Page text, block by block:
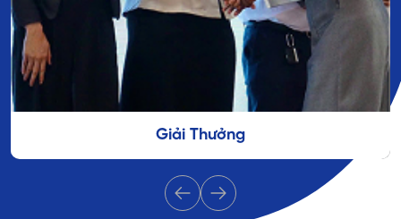
Tầm Nhìn - Sứ Mệnh